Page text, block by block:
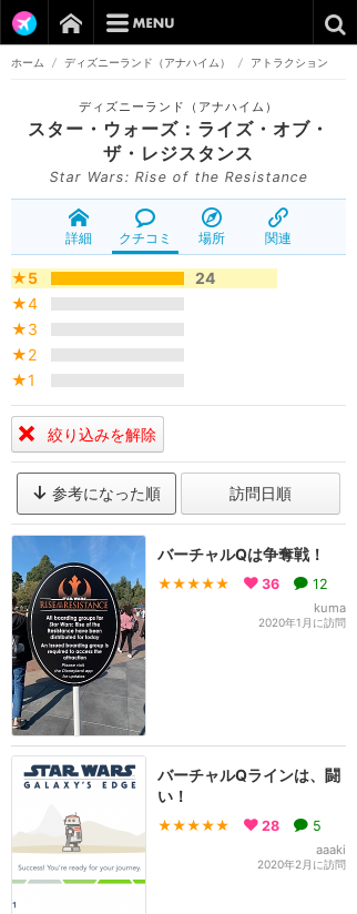
ホーム / ディズニーランド（アナハイム） / アトラクション
ディズニーランド（アナハイム）
スター・ウォーズ：ライズ・オブ・
ザ・レジスタンス
Star Wars: Rise of the Resistance
詳細 クチコミ 場所 関連
★5
24
★4
★3
★2
★1
絞り込みを解除
参考になった順 訪問日順
バーチャルQは争奪戦！
★★★★★ 36 12
kuma
2020年1月に訪問
バーチャルQラインは、闘
い！
★★★★★ 28 5
aaaki
2020年2月に訪問